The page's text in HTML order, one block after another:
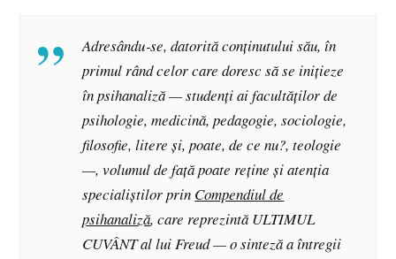
Adresându‑se, datorită conținutului său, în
primul rând celor care doresc să se inițieze
în psihanaliză — studenți ai facultăților de
psihologie, medicină, pedagogie, sociologie,
filosofie, litere și, poate, de ce nu?, teologie
—, volumul de față poate reține și atenția
specialiștilor prin Compendiul de
psihanaliză, care reprezintă ULTIMUL
CUVÂNT al lui Freud — o sinteză a întregii